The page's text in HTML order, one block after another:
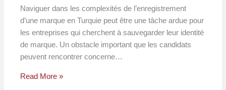
Naviguer dans les complexités de l’enregistrement
d’une marque en Turquie peut être une tâche ardue pour
les entreprises qui cherchent à sauvegarder leur identité
de marque. Un obstacle important que les candidats
peuvent rencontrer concerne…
Read More »